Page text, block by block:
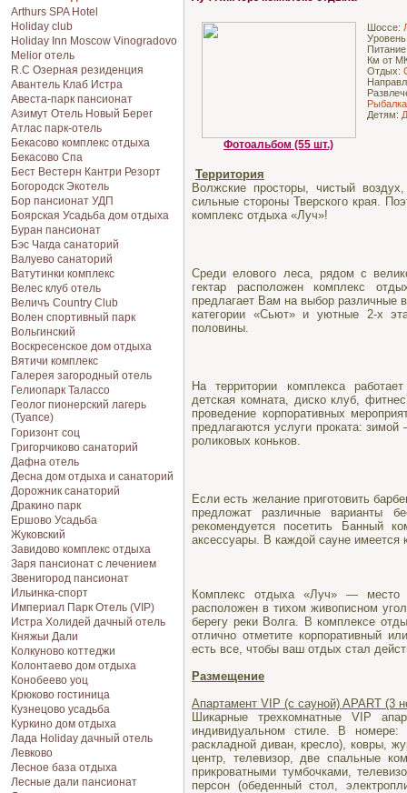
Arthurs SPA Hotel
Holiday club
Holiday Inn Moscow Vinogradovo
Melior отель
R.C Озерная резиденция
Авантель Клаб Истра
Авеста-парк пансионат
Азимут Отель Новый Берег
Атлас парк-отель
Бекасово комплекс отдыха
Бекасово Спа
Бест Вестерн Кантри Резорт
Богородск Экотель
Бор пансионат УДП
Боярская Усадьба дом отдыха
Буран пансионат
Бэс Чагда санаторий
Валуево санаторий
Ватутинки комплекс
Велес клуб отель
Величъ Country Club
Волен спортивный парк
Вольгинский
Воскресенское дом отдыха
Вятичи комплекс
Галерея загородный отель
Гелиопарк Талассо
Геолог пионерский лагерь
(Туапсе)
Горизонт соц
Григорчиково санаторий
Дафна отель
Десна дом отдыха и санаторий
Дорожник санаторий
Дракино парк
Ершово Усадьба
Жуковский
Завидово комплекс отдыха
Заря пансионат с лечением
Звенигород пансионат
Ильинка-спорт
Империал Парк Отель (VIP)
Истра Холидей дачный отель
Княжьи Дали
Колкуново коттеджи
Колонтаево дом отдыха
Конобеево уоц
Крюково гостиница
Кузнецово усадьба
Куркино дом отдыха
Лада Holiday дачный отель
Левково
Лесное база отдыха
Лесные дали пансионат
Фотоальбом (55 шт.)
Шоссе:
Км от
Отдых:
Детям:
Территория
Волжские просторы, чистый
сильные стороны Тверского края.
комплекс отдыха «Луч»!
Среди елового леса, рядом с
гектар расположен комплекс
предлагает Вам на выбор различные
категории «Сьют» и уютные 2-х
половины.
На территории комплекса
детская комната, диско клуб,
проведение корпоративных
предлагаются услуги проката:
роликовых коньков.
Если есть желание приготовить
предложат различные варианты
рекомендуется посетить Банный
аксессуары. В каждой сауне имеется
Комплекс отдыха «Луч» — место
расположен в тихом живописном
берегу реки Волга. В комплексе
отлично отметите корпоративный
есть все, чтобы ваш отдых стал
Размещение
Апартамент VIP (с сауной) APART (3
Шикарные трехкомнатные VIP
индивидуальном стиле. В номере:
раскладной диван, кресло), ковры,
центр, телевизор, две спальные
прикроватными тумбочками,
персон (обеденный стол,